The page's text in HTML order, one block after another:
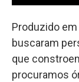
Produzido
buscaram
que
procuramos